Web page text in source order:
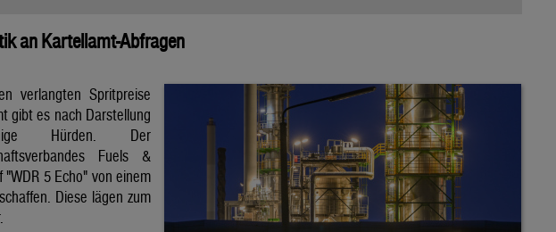
an Kartellamt-Abfragen
verlangten Spritpreise
gibt es nach Darstellung
Hürden. Der
Fuels &
5 Echo" von einem
Diese lägen zum